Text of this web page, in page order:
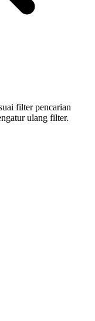
filter pencarian
ulang filter.